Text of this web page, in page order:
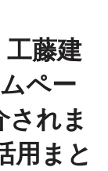
工藤建
ペー
れま
用まと